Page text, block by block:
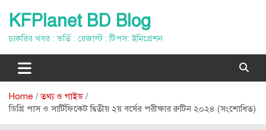
content
KFPlanet BD Blog
চাকরির খবর : ভর্তি : রেজাল্ট : টিপস: ইমিগ্রেশন
Home
তথ্য ও গাইড
ডিগ্রি পাস ও সার্টিফিকেট দ্বিতীয় ২য় বর্ষের পরীক্ষার রুটিন ২০২৪ (সংশোধিত)